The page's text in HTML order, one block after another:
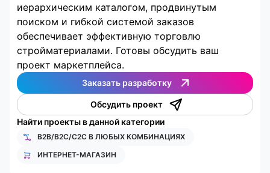
иерархическим каталогом, продвинутым
поиском и гибкой системой заказов
обеспечивает эффективную торговлю
стройматериалами. Готовы обсудить ваш
проект маркетплейса.
Заказать разработку
Обсудить проект
Найти проекты в данной категории
B2B/B2C/C2C В ЛЮБЫХ КОМБИНАЦИЯХ
ИНТЕРНЕТ-МАГАЗИН